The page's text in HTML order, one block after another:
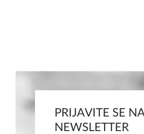
PRIJAVITE SE
NEWSLETTER